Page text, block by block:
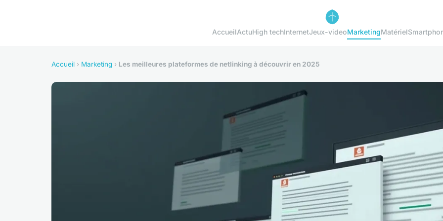
AccueilActuHigh techInternetJeux-videoMarketingMatériel
Accueil › Marketing › Les meilleures plateformes de netlinking à découvrir en 2025